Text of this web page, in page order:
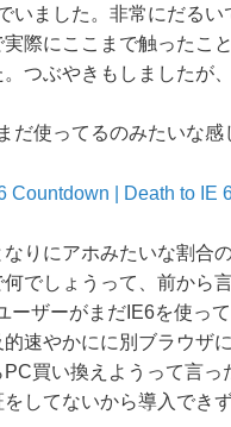
いました。非常にだる
実際にここまで触ったこ
つぶやきもしましたが
だ使ってるのみたいな
Countdown | Death to IE
りにアホみたいな割合
何でしょうって、前から
ーザーがまだIE6を使っ
速やかにに別ブラウザ
買い換えようって言
してないから導入でき